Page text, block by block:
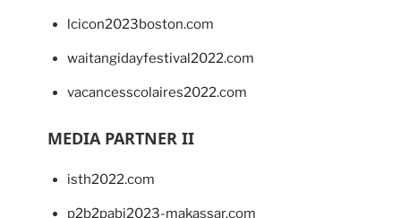
lcicon2023boston.com
waitangidayfestival2022.com
vacancesscolaires2022.com
MEDIA PARTNER II
isth2022.com
p2b2pabi2023-makassar.com